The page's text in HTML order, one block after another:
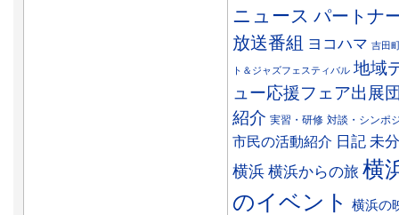
ニュース パートナ
放送番組 ヨコハマ 吉田
ト＆ジャズフェスティバル 地域
ュー応援フェア出展
紹介 実習・研修 対談・シンポ
市民の活動紹介 日記 未
横浜 横浜からの旅 横
のイベント
横浜の